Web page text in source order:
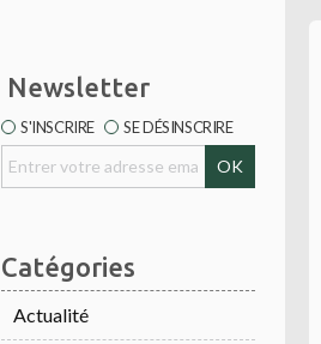
Newsletter
S'INSCRIRE SE DÉSINSCRIRE
Catégories
Actualité